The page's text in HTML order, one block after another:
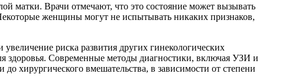
матки. Врачи отмечают, что это состояние может вызывать
женщины могут не испытывать никаких признаков,
риска развития других гинекологических
здоровья. Современные методы диагностики, включая УЗИ и
хирургического вмешательства, в зависимости от степени